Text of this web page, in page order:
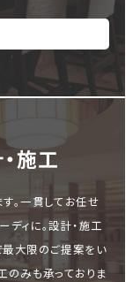
施⼯
。一貫してお任せ
ディに。設計・施工
最大限のご提案をい
のみも承っておりま